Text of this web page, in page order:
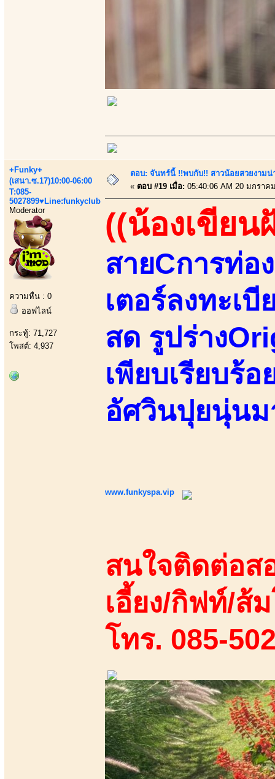
+Funky+
(เสนา.ซ.17)10:00-06:00
T:085-
5027899♥Line:funkyclub
Moderator
ความหื่น : 0
ออฟไลน์
กระทู้: 71,727
โพสต์: 4,937
ตอบ: จันทร์นี้ !!พบกับ!! สาวน้อยสวยงาม
« ตอบ #19 เมื่อ: 05:40:06 AM 20 มกราค
((น้องเขียน
สายCการท่อ
เตอร์ลงทะเ
สด รูปร่าง
เพียบเรียบร้
อัศวินปุยนุ่นม
www.funkyspa.vip
สนใจติดต่อส
เอี้ยง/กิฟท์/ส้
โทร. 085-